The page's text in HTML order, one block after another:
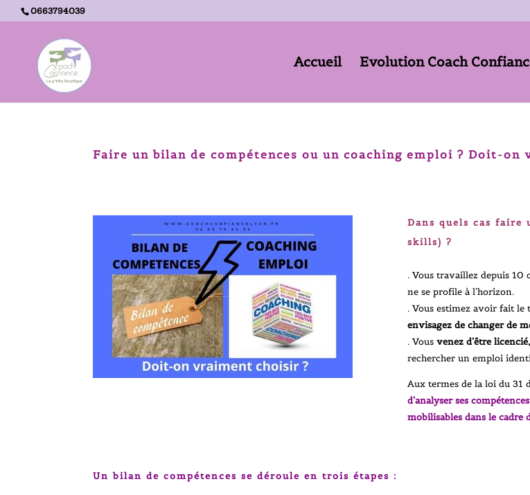
0663794039
Accueil Evolution Coach
Accueil -Bilan de compétences et/ou Coaching en reconversion professionnelle ?
Faire un bilan de compétences ou uncoaching emploi ? Doit-on
Dans quels cas
skills) ?
. Vous travaillez depuis 10
ne se profile à l’horizon.
. Vous estimez avoir fait
envisagez de changer de
. Vousvenez d’être
rechercher un emploi
Aux termes de la loi du 31
d’analyser ses
mobilisables dans le cadre
Un bilan de compétences se déroule en trois étapes :